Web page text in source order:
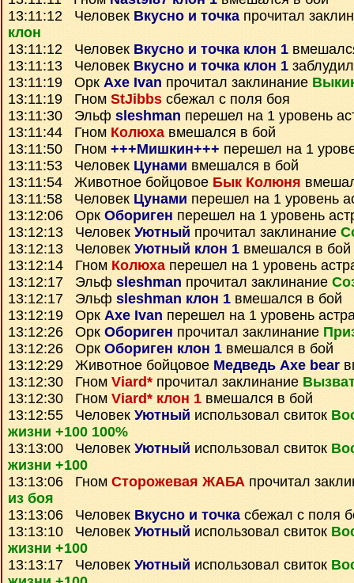
13:11:12 Человек Вкусно и точка прочитал
клон
13:11:12 Человек Вкусно и точка клон 1
13:11:13 Человек Вкусно и точка клон 1
13:11:19 Орк Axe Ivan прочитал заклинание
13:11:19 Гном StJibbs сбежал с поля боя
13:11:30 Эльф sleshman перешел на 1 уровень
13:11:44 Гном Колюхавмешался в бой
13:11:50 Гном +++Мишкин+++ перешел на 1
13:11:53 Человек Цунами вмешался в бой
13:11:54 Животное бойцовое Бык Колюня
13:11:58 Человек Цунами перешел на 1 уровень
13:12:06 Орк Обориген перешел на 1 уровень
13:12:13 Человек Уютный прочитал заклинание
13:12:13 Человек Уютный клон 1 вмешался в бой
13:12:14 Гном Колюха перешел на 1 уровень
13:12:17 Эльф sleshman прочитал заклинание
13:12:17 Эльф sleshman клон 1 вмешался в бой
13:12:19 Орк Axe Ivan перешел на 1 уровень
13:12:26 Орк Обориген прочитал заклинание
13:12:26 Орк Обориген клон 1 вмешался в бой
13:12:29 Животное бойцовое Медведь Axe bear
13:12:30 Гном Viard* прочитал заклинание
13:12:30 Гном Viard* клон 1 вмешался в бой
13:12:55 Человек Уютный использовал свиток
жизни +100 100%
13:13:00 Человек Уютный использовал свиток
жизни +100
13:13:06 Гном Сторожевая ЖАБА прочитал
из боя
13:13:06 Человек Вкусно и точка сбежал с поля
13:13:10 Человек Уютный использовал свиток
жизни +100
13:13:17 Человек Уютный использовал свиток